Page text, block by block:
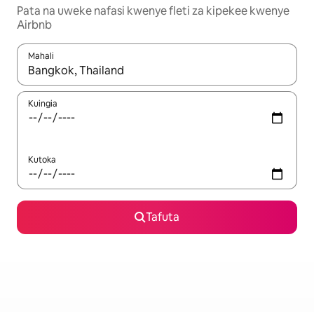
Pata na uweke nafasi kwenye fleti za kipekee kwenye
Airbnb
Mahali
Wakati matokeo yanapatikana, vinjari kwa kutumia vitufe vya
Kuingia
Kutoka
Tafuta